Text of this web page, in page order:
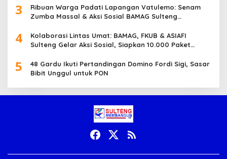
3
Ribuan Warga Padati Lapangan Vatulemo: Senam
Zumba Massal & Aksi Sosial BAMAG Sulteng
4
Kolaborasi Lintas Umat: BAMAG, FKUB & ASIAFI
Sulteng Gelar Aksi Sosial, Siapkan 10.000 Paket
5
48 Gardu Ikuti Pertandingan Domino Fordi Sigi, Sasar
Bibit Unggul untuk PON